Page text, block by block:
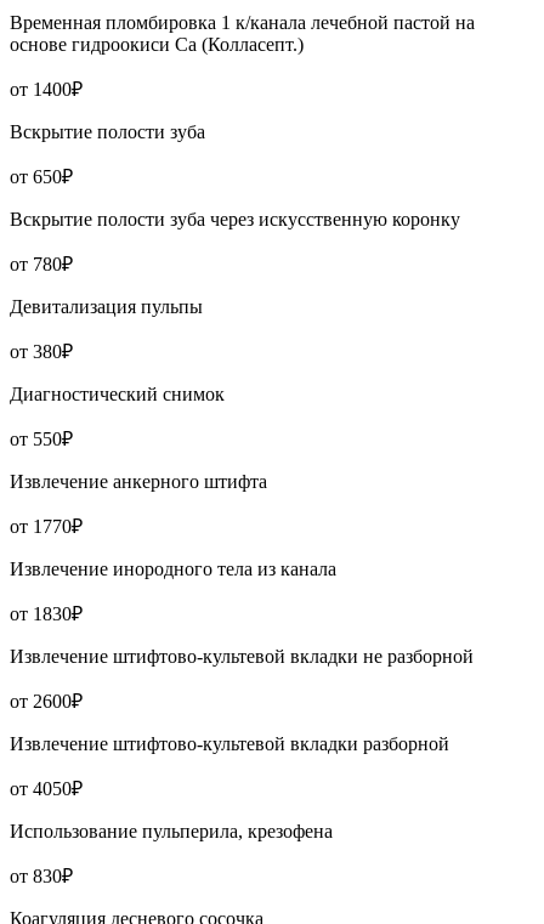
Временная пломбировка 1 к/канала лечебной пастой на
основе гидроокиси Са (Колласепт.)
от 1400₽
Вскрытие полости зуба
от 650₽
Вскрытие полости зуба через искусственную коронку
от 780₽
Девитализация пульпы
от 380₽
Диагностический снимок
от 550₽
Извлечение анкерного штифта
от 1770₽
Извлечение инородного тела из канала
от 1830₽
Извлечение штифтово-культевой вкладки не разборной
от 2600₽
Извлечение штифтово-культевой вкладки разборной
от 4050₽
Использование пульперила, крезофена
от 830₽
Коагуляция десневого сосочка